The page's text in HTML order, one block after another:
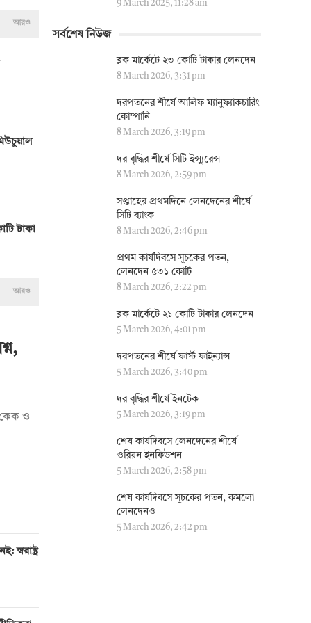
আরও
টাকা
আরও
কেক ও
স্বরাষ্ট্র
9 March 2025, 11:28 am
সর্বশেষ নিউজ
ব্লক মার্কেটে ২৩ কোটি টাকার লেনদেন
8 March 2026, 3:31 pm
দরপতনের শীর্ষে আলিফ ম্যানুফ্যাকচারিং
কোম্পানি
8 March 2026, 3:19 pm
দর বৃদ্ধির শীর্ষে সিটি ইন্স্যুরেন্স
8 March 2026, 2:59 pm
সপ্তাহের প্রথমদিনে লেনদেনের শীর্ষে
সিটি ব্যাংক
8 March 2026, 2:46 pm
প্রথম কার্যদিবসে সূচকের পতন,
লেনদেন ৫৩১ কোটি
8 March 2026, 2:22 pm
ব্লক মার্কেটে ২১ কোটি টাকার লেনদেন
5 March 2026, 4:01 pm
দরপতনের শীর্ষে ফার্স্ট ফাইন্যান্স
5 March 2026, 3:40 pm
দর বৃদ্ধির শীর্ষে ইনটেক
5 March 2026, 3:19 pm
শেষ কার্যদিবসে লেনদেনের শীর্ষে
ওরিয়ন ইনফিউশন
5 March 2026, 2:58 pm
শেষ কার্যদিবসে সূচকের পতন, কমলো
লেনদেনও
5 March 2026, 2:42 pm